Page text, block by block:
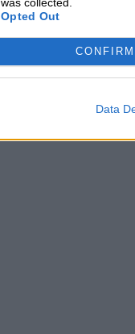
Opted Out
CONFIRM
Data